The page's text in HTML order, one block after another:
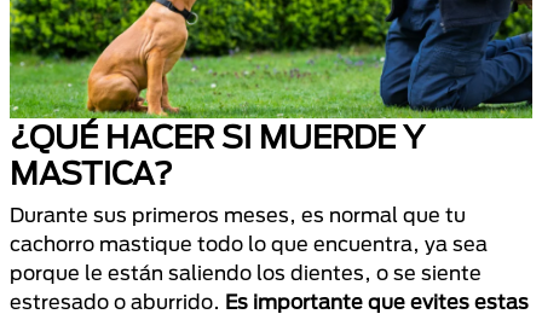
¿QUÉ HACER SI MUERDE Y
MASTICA?
Durante sus primeros meses, es normal que tu
cachorro mastique todo lo que encuentra, ya sea
porque le están saliendo los dientes, o se siente
estresado o aburrido. Es importante que evites estas